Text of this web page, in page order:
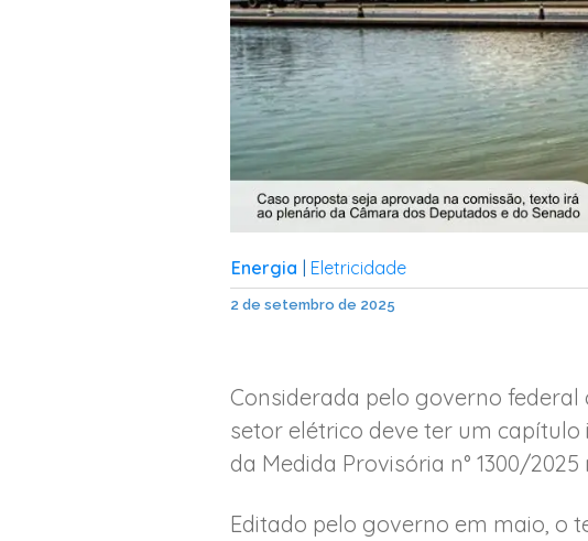
Energia Eletricidade
2 de setembro de 2025
Considerada pelo governo
setor elétrico deve ter um
da Medida Provisória n° 1300/
Editado pelo governo em maio, o